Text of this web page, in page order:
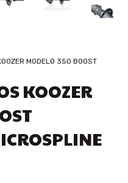
MODELO 350 BOOST
KOOZER